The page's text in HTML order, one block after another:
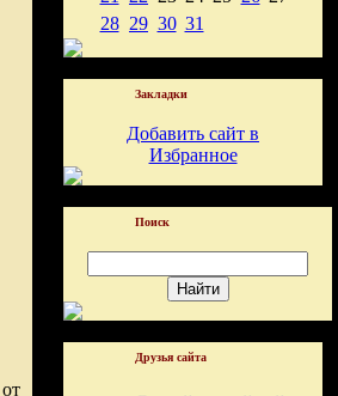
28 29 30 31
Закладки
Добавить сайт в
Избранное
Поиск
Друзья сайта